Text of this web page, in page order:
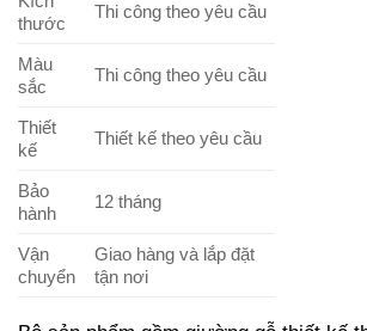
thước
Thi công theo yêu cầu
Màu
sắc
Thi công theo yêu cầu
Thiết
kế
Thiết kế theo yêu cầu
Bảo
hành
12 tháng
Vận
chuyển
Giao hàng và lắp đặt
tận nơi